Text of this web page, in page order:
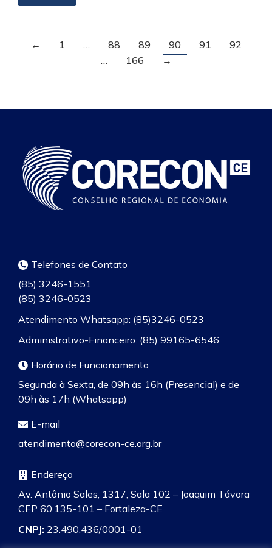
← 1 … 88 89 90 91
92
…
166 →
Telefones de Contato
(85) 3246-1551
(85) 3246-0523
Atendimento Whatsapp: (85)3246-0523
Administrativo-Financeiro: (85) 99165-6546
Horário de Funcionamento
Segunda à Sexta, de 09h às 16h (Presencial) e de
09h às 17h (Whatsapp)
E-mail
atendimento@corecon-ce.org.br
Endereço
Av. Antônio Sales, 1317, Sala 102 – Joaquim Távora
CEP 60.135-101 – Fortaleza-CE
CNPJ: 23.490.436/0001-01